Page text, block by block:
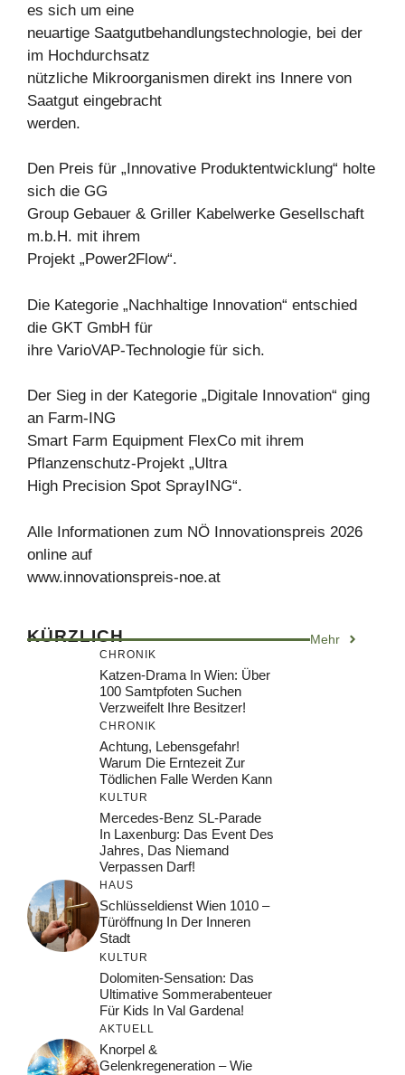
es sich um eine
neuartige Saatgutbehandlungstechnologie, bei der
im Hochdurchsatz
nützliche Mikroorganismen direkt ins Innere von
Saatgut eingebracht
werden.
Den Preis für „Innovative Produktentwicklung“ holte
sich die GG
Group Gebauer & Griller Kabelwerke Gesellschaft
m.b.H. mit ihrem
Projekt „Power2Flow“.
Die Kategorie „Nachhaltige Innovation“ entschied
die GKT GmbH für
ihre VarioVAP-Technologie für sich.
Der Sieg in der Kategorie „Digitale Innovation“ ging
an Farm-ING
Smart Farm Equipment FlexCo mit ihrem
Pflanzenschutz-Projekt „Ultra
High Precision Spot SprayING“.
Alle Informationen zum NÖ Innovationspreis 2026
online auf
www.innovationspreis-noe.at
KÜRZLICH Mehr
CHRONIK
Katzen-Drama In Wien: Über
100 Samtpfoten Suchen
Verzweifelt Ihre Besitzer!
CHRONIK
Achtung, Lebensgefahr!
Warum Die Erntezeit Zur
Tödlichen Falle Werden Kann
KULTUR
Mercedes-Benz SL-Parade
In Laxenburg: Das Event Des
Jahres, Das Niemand
Verpassen Darf!
HAUS
Schlüsseldienst Wien 1010 –
Türöffnung In Der Inneren
Stadt
KULTUR
Dolomiten-Sensation: Das
Ultimative Sommerabenteuer
Für Kids In Val Gardena!
AKTUELL
Knorpel &
Gelenkregeneration – Wie